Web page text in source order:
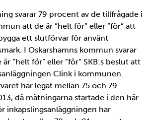
svarar 79 procent av de tillfrågade i
att de är ”helt för” eller ”för” att
ett slutförvar för använt
I Oskarshamns kommun svarar
”helt för” eller ”för” SKB:s beslut att
Clink i kommunen.
har legat mellan 75 och 79
då mätningarna startade i den här
inkapslingsanläggningen har